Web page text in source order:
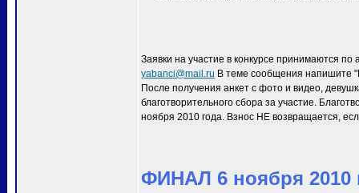
Заявки на участие в конкурсе принимаются по
yabanci@mail.ru В теме сообщения напишите
После получения анкет с фото и видео,
благотворительного сбора за участие.
ноября 2010 года. Взнос НЕ возвращается,
ФИНАЛ 6 ноября 2010